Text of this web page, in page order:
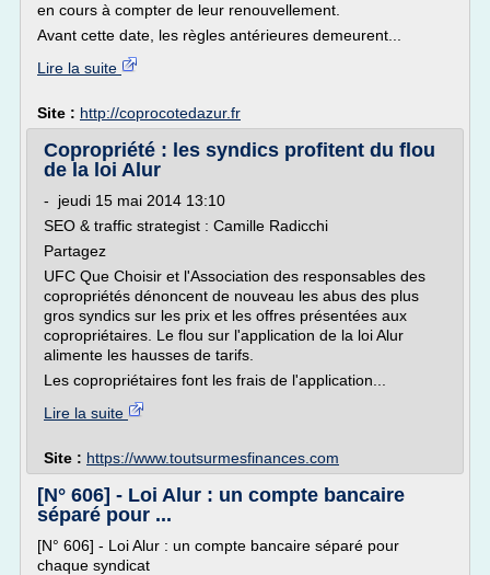
en cours à compter de leur renouvellement.
Avant cette date, les règles antérieures demeurent...
Lire la suite
Site : http://coprocotedazur.fr
Copropriété : les syndics profitent du flou
de la loi Alur
- jeudi 15 mai 2014 13:10
SEO & traffic strategist : Camille Radicchi
Partagez
UFC Que Choisir et l'Association des responsables des
copropriétés dénoncent de nouveau les abus des plus
gros syndics sur les prix et les offres présentées aux
copropriétaires. Le flou sur l'application de la loi Alur
alimente les hausses de tarifs.
Les copropriétaires font les frais de l'application...
Lire la suite
Site : https://www.toutsurmesfinances.com
[N° 606] - Loi Alur : un compte bancaire
séparé pour ...
[N° 606] - Loi Alur : un compte bancaire séparé pour
chaque syndicat